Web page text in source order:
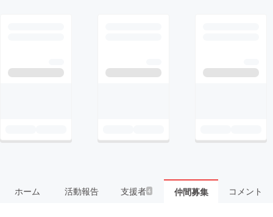
ホーム 活動報告 支援者4 仲間募集 コメント